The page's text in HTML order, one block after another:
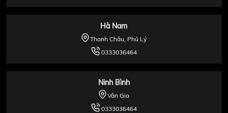
Hà Nam
Thanh Châu, Phủ Lý
0333036464
Ninh Bình
Vân Gia
0333036464